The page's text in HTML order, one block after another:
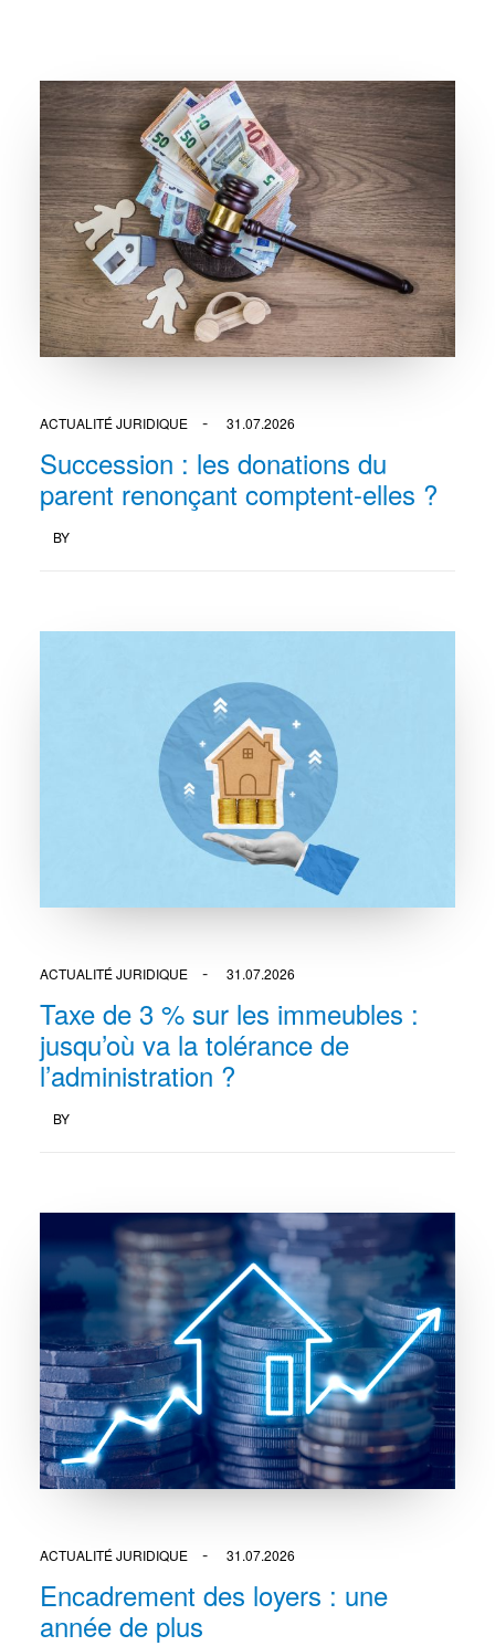
ACTUALITÉ JURIDIQUE 31.07.2026
Succession : les donations du
parent renonçant comptent-elles ?
BY
ACTUALITÉ JURIDIQUE 31.07.2026
Taxe de 3 % sur les immeubles :
jusqu’où va la tolérance de
l’administration ?
BY
ACTUALITÉ JURIDIQUE 31.07.2026
Encadrement des loyers : une
année de plus